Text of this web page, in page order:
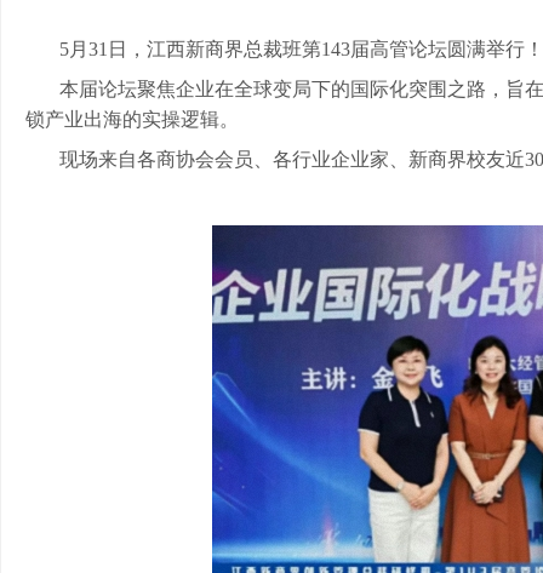
5月31日，江西新商界总裁班第143届高管论坛圆满举行！
本届论坛聚焦企业在全球变局下的国际化突围之路，旨
锁产业出海的实操逻辑。
现场来自各商协会会员、各行业企业家、新商界校友近